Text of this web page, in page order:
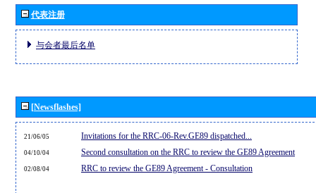
代表注册
与会者最后名单
[Newsflashes]
21/06/05 Invitations for the RRC-06-Rev.GE89 dispatched...
04/10/04 Second consultation on the RRC to review the GE89 Agreement
02/08/04 RRC to review the GE89 Agreement - Consultation